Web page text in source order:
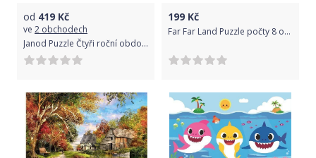
od 419 Kč
ve 2 obchodech
Janod Puzzle Čtyři roční období - jaro, léto, podzim, zima
199 Kč
Far Far Land Puzzle počty 8 obrázků